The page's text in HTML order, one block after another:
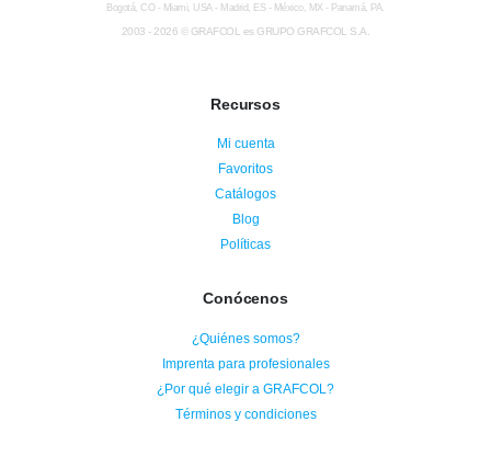
Bogotá, CO - Miami, USA - Madrid, ES - México, MX - Panamá, PA.
2003 - 2026 © GRAFCOL es GRUPO GRAFCOL S.A.
Recursos
Mi cuenta
Favoritos
Catálogos
Blog
Políticas
Conócenos
¿Quiénes somos?
Imprenta para profesionales
¿Por qué elegir a GRAFCOL?
Términos y condiciones